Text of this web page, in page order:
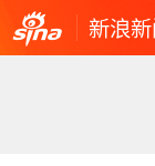
新浪